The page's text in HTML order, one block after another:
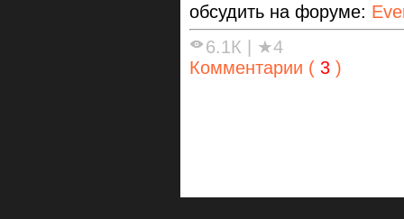
обсудить на форуме:
6.1К
★4
Комментарии ( 3 )